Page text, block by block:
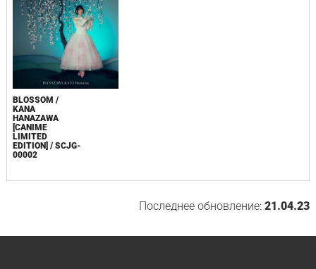
BLOSSOM /
KANA
HANAZAWA
[CANIME
LIMITED
EDITION] / SCJG-
00002
Последнее обновление:21.04.23